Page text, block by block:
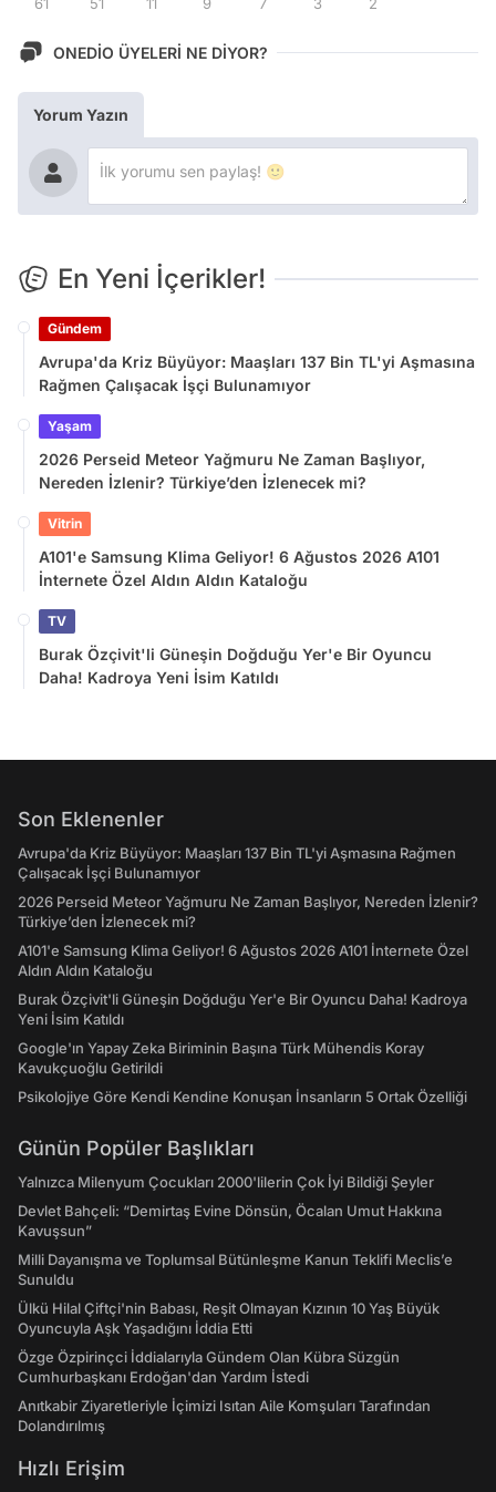
ONEDİO ÜYELERİ NE DİYOR?
Yorum Yazın
En Yeni İçerikler!
Gündem
Avrupa'da Kriz Büyüyor: Maaşları 137 Bin TL'yi Aşmasına
Rağmen Çalışacak İşçi Bulunamıyor
Yaşam
2026 Perseid Meteor Yağmuru Ne Zaman Başlıyor,
Nereden İzlenir? Türkiye’den İzlenecek mi?
Vitrin
A101'e Samsung Klima Geliyor! 6 Ağustos 2026 A101
İnternete Özel Aldın Aldın Kataloğu
TV
Burak Özçivit'li Güneşin Doğduğu Yer'e Bir Oyuncu
Daha! Kadroya Yeni İsim Katıldı
Son Eklenenler
Avrupa'da Kriz Büyüyor: Maaşları 137 Bin TL'yi Aşmasına Rağmen
Çalışacak İşçi Bulunamıyor
2026 Perseid Meteor Yağmuru Ne Zaman Başlıyor, Nereden İzlenir?
Türkiye’den İzlenecek mi?
A101'e Samsung Klima Geliyor! 6 Ağustos 2026 A101 İnternete Özel
Aldın Aldın Kataloğu
Burak Özçivit'li Güneşin Doğduğu Yer'e Bir Oyuncu Daha! Kadroya
Yeni İsim Katıldı
Google'ın Yapay Zeka Biriminin Başına Türk Mühendis Koray
Kavukçuoğlu Getirildi
Psikolojiye Göre Kendi Kendine Konuşan İnsanların 5 Ortak Özelliği
Günün Popüler Başlıkları
Yalnızca Milenyum Çocukları 2000'lilerin Çok İyi Bildiği Şeyler
Devlet Bahçeli: “Demirtaş Evine Dönsün, Öcalan Umut Hakkına
Kavuşsun”
Milli Dayanışma ve Toplumsal Bütünleşme Kanun Teklifi Meclis’e
Sunuldu
Ülkü Hilal Çiftçi'nin Babası, Reşit Olmayan Kızının 10 Yaş Büyük
Oyuncuyla Aşk Yaşadığını İddia Etti
Özge Özpirinçci İddialarıyla Gündem Olan Kübra Süzgün
Cumhurbaşkanı Erdoğan'dan Yardım İstedi
Anıtkabir Ziyaretleriyle İçimizi Isıtan Aile Komşuları Tarafından
Dolandırılmış
Hızlı Erişim